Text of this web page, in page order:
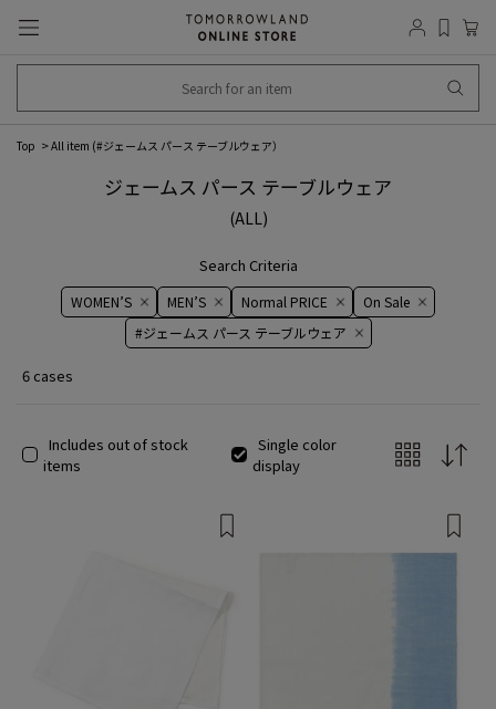
Top All item (#ジェームス パース テーブルウェア）
ジェームス パース テーブルウェア
(ALL)
Search Criteria
WOMEN’S MEN’S Normal PRICE
On ​​Sale​​
#ジェームス パース テーブルウェア
6 cases
Includes out of stock
items
Single color
display